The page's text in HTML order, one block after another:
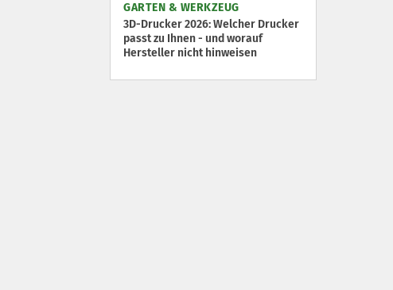
GARTEN & WERKZEUG
3D-Drucker 2026: Welcher Drucker
passt zu Ihnen - und worauf
Hersteller nicht hinweisen